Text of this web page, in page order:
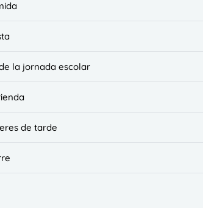
la jornada escolar
de tarde